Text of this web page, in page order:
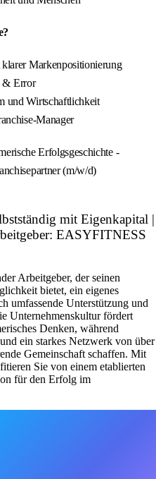
Markenpositionierung
& Error
und Wirtschaftlichkeit
Manager
Erfolgsgeschichte -
(m/w/d)
mit Eigenkapital |
EASYFITNESS
Arbeitgeber, der seinen
bietet, ein eigenes
umfassende Unterstützung und
Unternehmenskultur fördert
Denken, während
ein starkes Netzwerk von über
Gemeinschaft schaffen. Mit
Sie von einem etablierten
für den Erfolg im